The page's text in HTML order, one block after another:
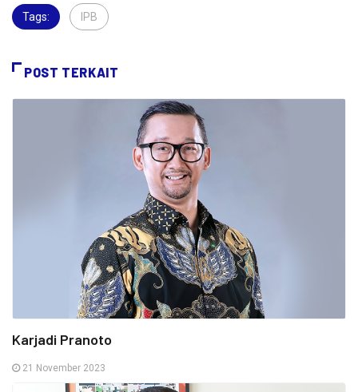
Tags: IPB
POST TERKAIT
Karjadi Pranoto
21 November 2023